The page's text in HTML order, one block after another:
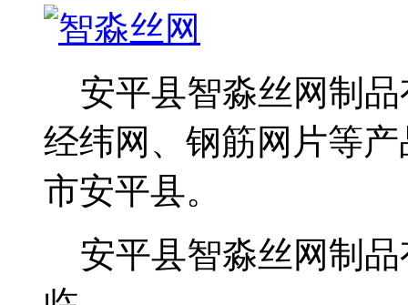
安平县智淼丝网制品
经纬网、钢筋网片等
市安平县。
安平县智淼丝网制品